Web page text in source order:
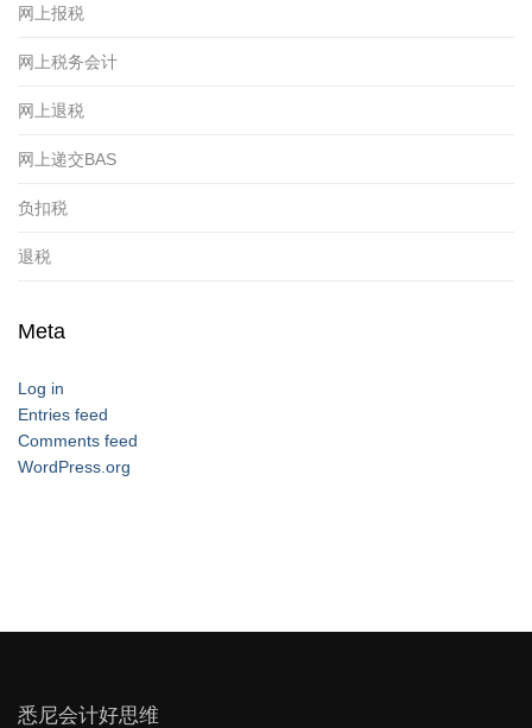
网上报税
网上税务会计
网上退税
网上递交BAS
负扣税
退税
Meta
Log in
Entries feed
Comments feed
WordPress.org
悉尼会计好思维